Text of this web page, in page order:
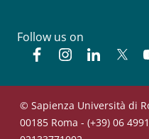
Follow us on
FacebookInstagramLinkedin
© Sapienza Università di
00185 Roma - (+39) 06